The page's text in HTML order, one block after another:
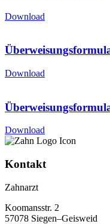
Download
Download
Download
Kontakt
Zahnarzt
Koomansstr. 2
57078 Siegen–Geisweid